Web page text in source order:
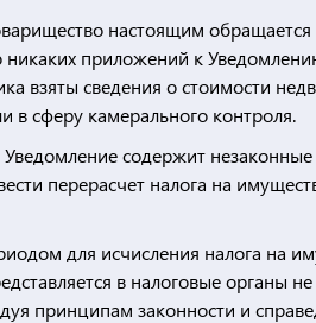
настоящим
никаких приложений к
взяты сведения о стоимости
в сферу камерального контроля.
содержит
перерасчет налога на
для исчисления налога на
в налоговые органы
принципам законности и